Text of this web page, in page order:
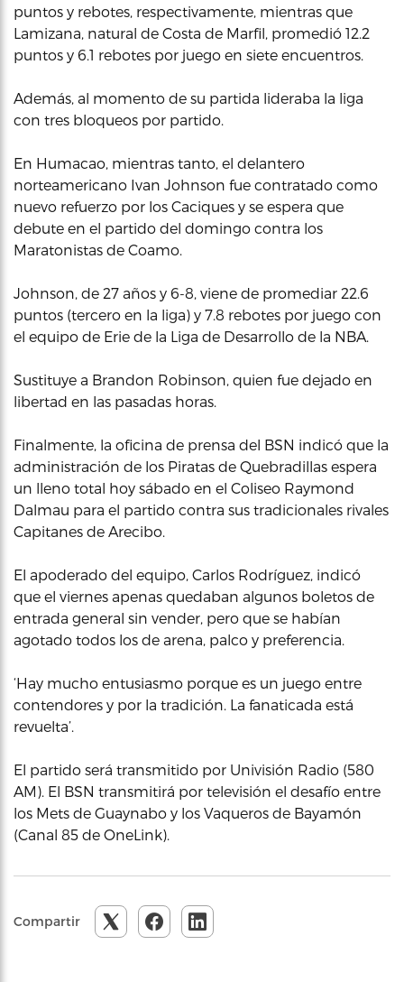
puntos y rebotes, respectivamente, mientras que
Lamizana, natural de Costa de Marfil, promedió 12.2
puntos y 6.1 rebotes por juego en siete encuentros.
Además, al momento de su partida lideraba la liga
con tres bloqueos por partido.
En Humacao, mientras tanto, el delantero
norteamericano Ivan Johnson fue contratado como
nuevo refuerzo por los Caciques y se espera que
debute en el partido del domingo contra los
Maratonistas de Coamo.
Johnson, de 27 años y 6-8, viene de promediar 22.6
puntos (tercero en la liga) y 7.8 rebotes por juego con
el equipo de Erie de la Liga de Desarrollo de la NBA.
Sustituye a Brandon Robinson, quien fue dejado en
libertad en las pasadas horas.
Finalmente, la oficina de prensa del BSN indicó que la
administración de los Piratas de Quebradillas espera
un lleno total hoy sábado en el Coliseo Raymond
Dalmau para el partido contra sus tradicionales rivales
Capitanes de Arecibo.
El apoderado del equipo, Carlos Rodríguez, indicó
que el viernes apenas quedaban algunos boletos de
entrada general sin vender, pero que se habían
agotado todos los de arena, palco y preferencia.
‘Hay mucho entusiasmo porque es un juego entre
contendores y por la tradición. La fanaticada está
revuelta’.
El partido será transmitido por Univisión Radio (580
AM). El BSN transmitirá por televisión el desafío entre
los Mets de Guaynabo y los Vaqueros de Bayamón
(Canal 85 de OneLink).
Compartir